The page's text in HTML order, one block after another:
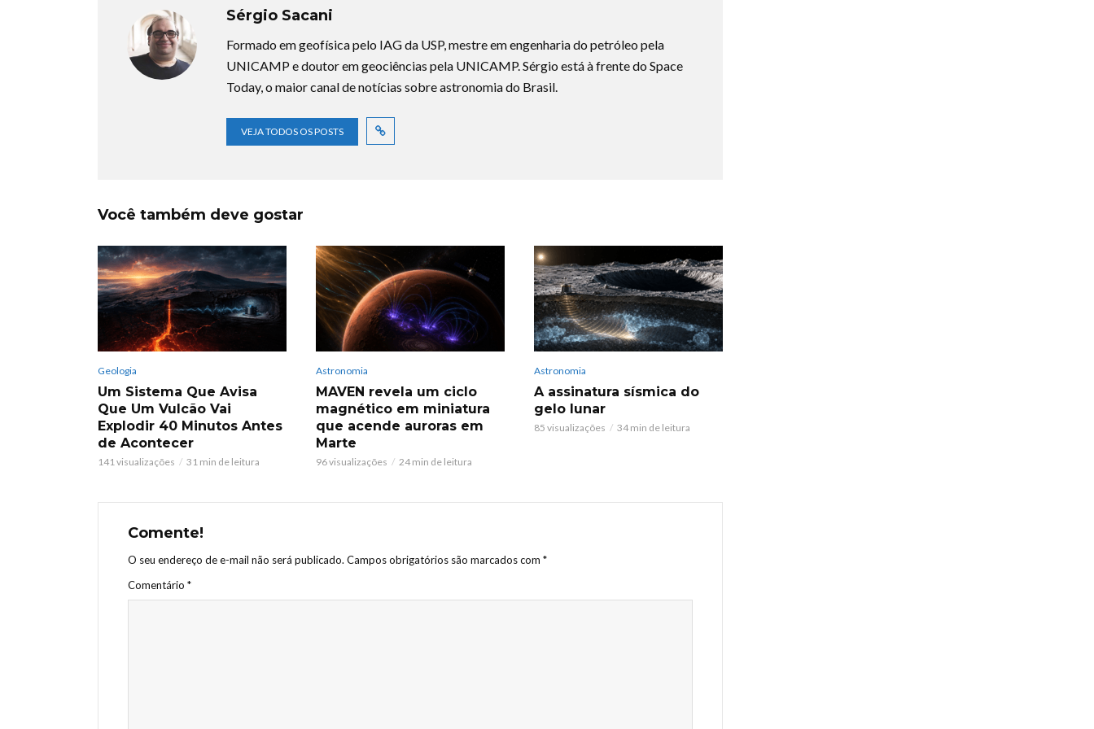
Sérgio Sacani
Formado em geofísica pelo IAG da USP, mestre em engenharia do petróleo pela
UNICAMP e doutor em geociências pela UNICAMP. Sérgio está à frente do Space
Today, o maior canal de notícias sobre astronomia do Brasil.
VEJA TODOS OS POSTS
Você também deve gostar
Geologia
Um Sistema Que Avisa
Que Um Vulcão Vai
Explodir 40 Minutos Antes
de Acontecer
141 visualizações 31 min de leitura
Astronomia
MAVEN revela um ciclo
magnético em miniatura
que acende auroras em
Marte
96 visualizações 24 min de leitura
Astronomia
A assinatura sísmica do
gelo lunar
85 visualizações 34 min de leitura
Comente!
O seu endereço de e-mail não será publicado. Campos obrigatórios são marcados com *
Comentário *